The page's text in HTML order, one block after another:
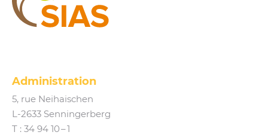
Administration
5, rue Neihaischen
L‑2633 Senningerberg
T : 34 94 10 – 1